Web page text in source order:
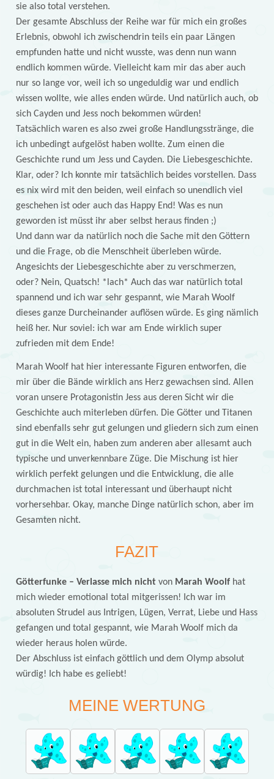
sie also total verstehen.
Der gesamte Abschluss der Reihe war für mich ein großes
Erlebnis, obwohl ich zwischendrin teils ein paar Längen
empfunden hatte und nicht wusste, was denn nun wann
endlich kommen würde. Vielleicht kam mir das aber auch
nur so lange vor, weil ich so ungeduldig war und endlich
wissen wollte, wie alles enden würde. Und natürlich auch, ob
sich Cayden und Jess noch bekommen würden!
Tatsächlich waren es also zwei große Handlungsstränge, die
ich unbedingt aufgelöst haben wollte. Zum einen die
Geschichte rund um Jess und Cayden. Die Liebesgeschichte.
Klar, oder? Ich konnte mir tatsächlich beides vorstellen. Dass
es nix wird mit den beiden, weil einfach so unendlich viel
geschehen ist oder auch das Happy End! Was es nun
geworden ist müsst ihr aber selbst heraus finden ;)
Und dann war da natürlich noch die Sache mit den Göttern
und die Frage, ob die Menschheit überleben würde.
Angesichts der Liebesgeschichte aber zu verschmerzen,
oder? Nein, Quatsch! *lach* Auch das war natürlich total
spannend und ich war sehr gespannt, wie Marah Woolf
dieses ganze Durcheinander auflösen würde. Es ging nämlich
heiß her. Nur soviel: ich war am Ende wirklich super
zufrieden mit dem Ende!
Marah Woolf hat hier interessante Figuren entworfen, die
mir über die Bände wirklich ans Herz gewachsen sind. Allen
voran unsere Protagonistin Jess aus deren Sicht wir die
Geschichte auch miterleben dürfen. Die Götter und Titanen
sind ebenfalls sehr gut gelungen und gliedern sich zum einen
gut in die Welt ein, haben zum anderen aber allesamt auch
typische und unverkennbare Züge. Die Mischung ist hier
wirklich perfekt gelungen und die Entwicklung, die alle
durchmachen ist total interessant und überhaupt nicht
vorhersehbar. Okay, manche Dinge natürlich schon, aber im
Gesamten nicht.
FAZIT
Götterfunke – Verlasse mich nicht von Marah Woolfhat
mich wieder emotional total mitgerissen! Ich war im
absoluten Strudel aus Intrigen, Lügen, Verrat, Liebe und Hass
gefangen und total gespannt, wie Marah Woolf mich da
wieder heraus holen würde.
Der Abschluss ist einfach göttlich und dem Olymp absolut
würdig! Ich habe es geliebt!
MEINE WERTUNG